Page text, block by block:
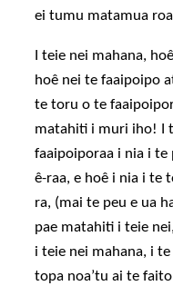
ei tumu matamua
I teie nei mahana,
hoê nei te faaipoipo
te toru o te
matahiti i muri iho! I
faaipoiporaa i nia i te
ê-raa, e hoê i nia i te
ra, (mai te peu e ua
pae matahiti i teie
i teie nei mahana, i te
topa noa’tu ai te